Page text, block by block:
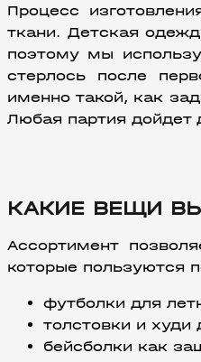
Процесс
ткани. Детская
поэтому мы
стерлось после
именно такой, как
Любая партия дойдет
КАКИЕ ВЕЩИ
Ассортимент
которые пользуются
футболки для
толстовки и худи
бейсболки как